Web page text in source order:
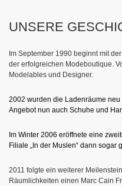
UNSERE
Im September 1990 beginnt mit der
der erfolgreichen Modeboutique.
Modelables und Designer.
2002 wurden die Ladenräume neu
Angebot nun auch Schuhe und
Im Winter 2006 eröffnete eine
Filiale „In der Muslen“ dann sogar
2011 folgte ein weiterer Meilenstein.
Räumlichkeiten einen Marc Cain